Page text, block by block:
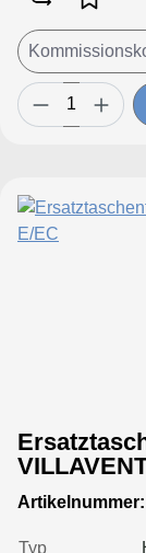
Artikelnummer:
Typ